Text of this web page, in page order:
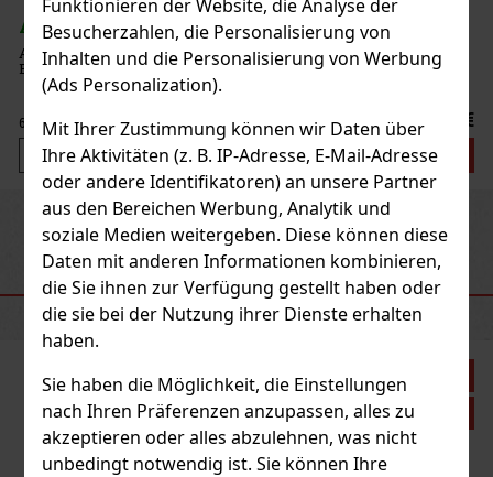
Funktionieren der Website, die Analyse der
Besucherzahlen, die Personalisierung von
Inhalten und die Personalisierung von Werbung
(Ads Personalization).
Mit Ihrer Zustimmung können wir Daten über
Ihre Aktivitäten (z. B. IP-Adresse, E-Mail-Adresse
oder andere Identifikatoren) an unsere Partner
aus den Bereichen Werbung, Analytik und
soziale Medien weitergeben. Diese können diese
Daten mit anderen Informationen kombinieren,
die Sie ihnen zur Verfügung gestellt haben oder
die sie bei der Nutzung ihrer Dienste erhalten
haben.
Sie haben die Möglichkeit, die Einstellungen
nach Ihren Präferenzen anzupassen, alles zu
akzeptieren oder alles abzulehnen, was nicht
unbedingt notwendig ist. Sie können Ihre
AUF LAGER(> 5 st)
Al Fakher Red Patch 50 g – arabischer heller Shisha-Tabak mit
Erdbeergeschmack.
6.53€ ohne VAT 7.90 €
Bestellen
PreviousNext
EMPFOHLENE PRODUKTE
Rabatt: 21%
Aktion